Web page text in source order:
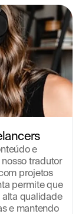
e
tradutor
projetos
permite que
alta qualidade
e mantendo